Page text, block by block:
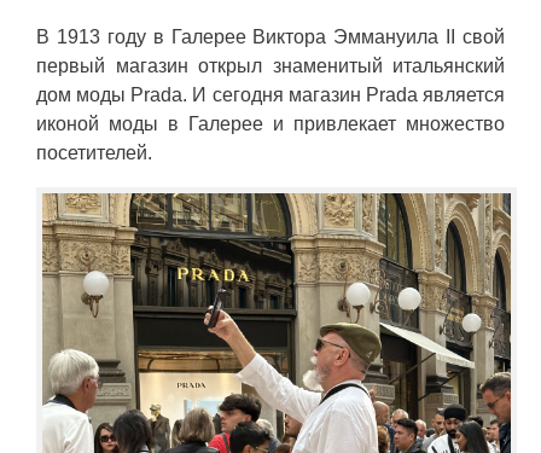
В 1913 году в Галерее Виктора Эммануила II свой
первый магазин открыл знаменитый итальянский
дом моды Prada. И сегодня магазин Prada является
иконой моды в Галерее и привлекает множество
посетителей.